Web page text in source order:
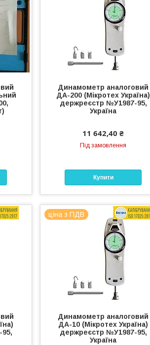
Динамометр аналоговий
ДА-200 (Мікротех Україна)
держреєстр №У1987-95,
Україна
11 642,40 ₴
Під замовлення
Купити
ціна з ПДВ
Динамометр аналоговий
ДА-10 (Мікротех Україна)
держреєстр №У1987-95,
Україна